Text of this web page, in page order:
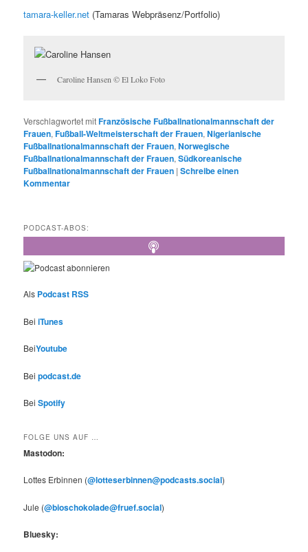
tamara-keller.net (Tamaras Webpräsenz/Portfolio)
Caroline Hansen © El Loko Foto
Verschlagwortet mitFranzösische Fußballnationalmannschaft der
Frauen,Fußball-Weltmeisterschaft der Frauen,Nigerianische
Fußballnationalmannschaft der Frauen,Norwegische
Fußballnationalmannschaft der Frauen,Südkoreanische
Fußballnationalmannschaft der Frauen |Schreibe einen
Kommentar
PODCAST-ABOS:
Als Podcast RSS
BeiiTunes
BeiYoutube
Beipodcast.de
BeiSpotify
FOLGE UNS AUF …
Mastodon:
Lottes Erbinnen (@lotteserbinnen@podcasts.social)
Jule (@bioschokolade@fruef.social)
Bluesky: